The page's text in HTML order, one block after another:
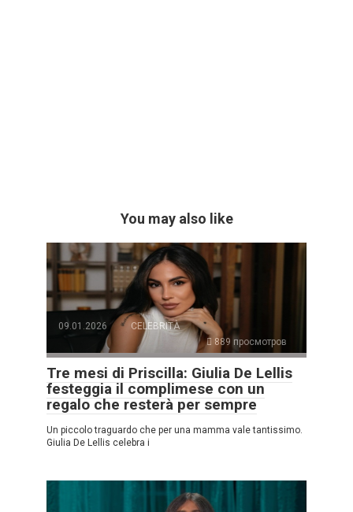
You may also like
09.01.2026
CELEBRITÀ
889 просмотров
Tre mesi di Priscilla: Giulia De Lellis
festeggia il complimese con un
regalo che resterà per sempre
Un piccolo traguardo che per una mamma vale tantissimo.
Giulia De Lellis celebra i